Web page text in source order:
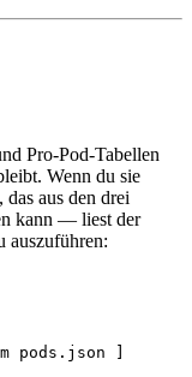
Pro-Pod-Tabellen
Wenn du sie
aus den drei
kann — liest der
auszuführen:
pods.json ]